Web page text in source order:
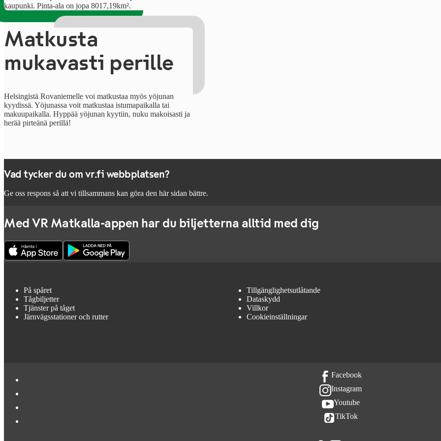
kaupunki. Pinta-ala on jopa 8017,19km².
Matkusta
mukavasti perille
Helsingistä Rovaniemelle voi matkustaa myös yöjunan
kyydissä. Yöjunassa voit matkustaa istumapaikalla tai
makuupaikalla. Hyppää yöjunan kyytiin, nuku makoisasti ja
herää pirteänä perillä!
Vad tycker du om vr.fi webbplatsen?
Ge oss respons så att vi tillsammans kan göra den här sidan bättre.
Med VR Matkalla-appen har du biljetterna alltid med dig
På spåret
Tågbiljetter
Tjänster på tåget
Järnvägsstationer och rutter
Tillgänglighetsutlåtande
Dataskydd
Villkor
Cookieinställningar
Facebook
Instagram
Youtube
TikTok